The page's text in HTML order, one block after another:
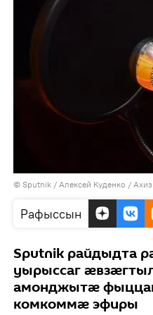
© Sputnik / Алексей Куденко /
Рафыссын
Sputnik райдыдта
уырыссаг
амонджытӕ
комкоммӕ эфиры